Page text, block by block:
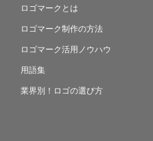
ロゴマークとは
ロゴマーク制作の方法
ロゴマーク活用ノウハウ
用語集
業界別！ロゴの選び方